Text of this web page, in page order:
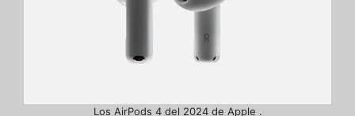
Los AirPods 4 del 2024 de Apple .